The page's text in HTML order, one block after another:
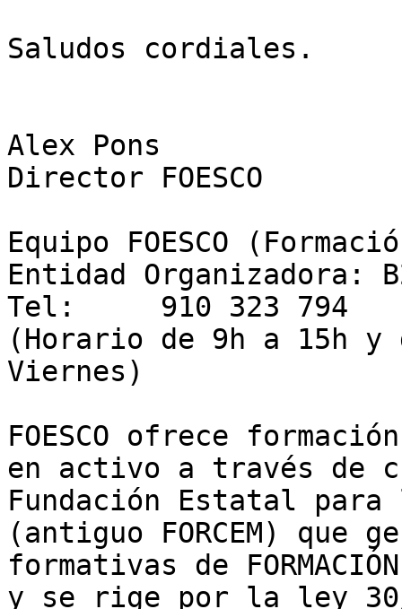
Saludos cordiales.
Alex Pons
Director FOESCO
Equipo FOESCO
Entidad Organizadora:
Tel:     910 323 794
(Horario de 9h a 15h y
Viernes)
FOESCO ofrece
en activo a través de
Fundación Estatal para
(antiguo FORCEM) que
formativas de
y se rige por la ley 30/